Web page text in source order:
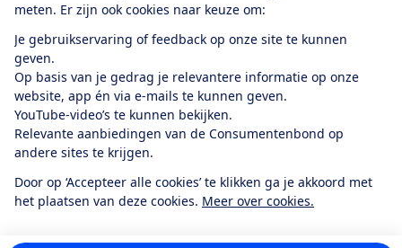
meten. Er zijn ook cookies naar keuze om:
Je gebruikservaring of feedback op onze site te kunnen
geven.
Op basis van je gedrag je relevantere informatie op onze
website, app én via e-mails te kunnen geven.
YouTube-video’s te kunnen bekijken.
Relevante aanbiedingen van de Consumentenbond op
andere sites te krijgen.
Door op ‘Accepteer alle cookies’ te klikken ga je akkoord met
het plaatsen van deze cookies. Meer over cookies.
Alles over de
app
Algemene Voorwaarden
Privacyverklaring
Cookiebeleid
Privacyvoorkeuren
Toegankelijkheid
RSS-feed nieuws
Facebook
TwitterInstagram
YoutubeLinkedIn
12.901consumentenbeoordelen de Consumentenbondmet gemiddeld